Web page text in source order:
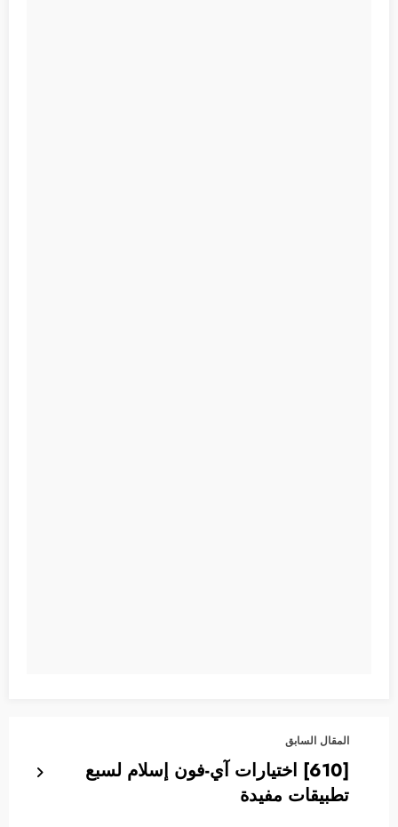
المقال السابق
[610] اختيارات آي-فون إسلام لسبع
تطبيقات مفيدة